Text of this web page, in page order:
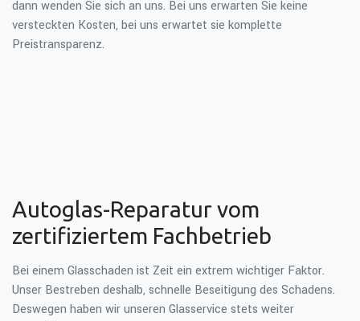
dann wenden Sie sich an uns. Bei uns erwarten Sie keine
versteckten Kosten, bei uns erwartet sie komplette
Preistransparenz.
Autoglas-Reparatur vom
zertifiziertem Fachbetrieb
Bei einem Glasschaden ist Zeit ein extrem wichtiger Faktor.
Unser Bestreben deshalb, schnelle Beseitigung des Schadens.
Deswegen haben wir unseren Glasservice stets weiter